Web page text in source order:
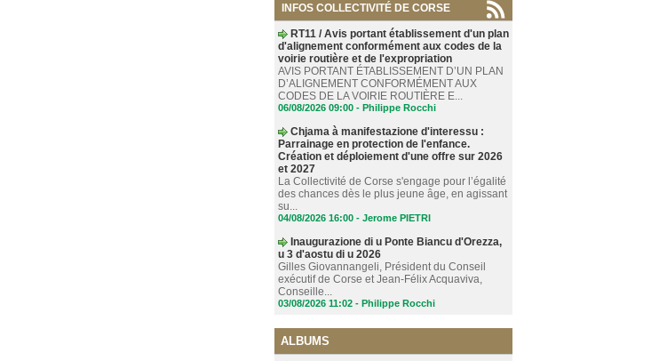
INFOS COLLECTIVITÉ DE CORSE
RT11 / Avis portant établissement d'un plan
d'alignement conformément aux codes de la
voirie routière et de l'expropriation
AVIS PORTANT ÉTABLISSEMENT D’UN PLAN
D’ALIGNEMENT CONFORMÉMENT AUX
CODES DE LA VOIRIE ROUTIÈRE E...
06/08/2026 09:00 - Philippe Rocchi
Chjama à manifestazione d'interessu :
Parrainage en protection de l'enfance.
Création et déploiement d'une offre sur 2026
et 2027
La Collectivité de Corse s'engage pour l’égalité
des chances dès le plus jeune âge, en agissant
su...
04/08/2026 16:00 - Jerome PIETRI
Inaugurazione di u Ponte Biancu d'Orezza,
u 3 d'aostu di u 2026
Gilles Giovannangeli, Président du Conseil
exécutif de Corse et Jean-Félix Acquaviva,
Conseille...
03/08/2026 11:02 - Philippe Rocchi
ALBUMS